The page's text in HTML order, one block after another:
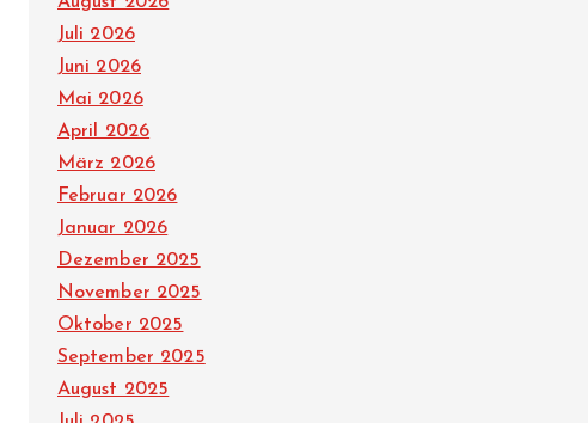
Juli 2026
Juni 2026
Mai 2026
April 2026
März 2026
Februar 2026
Januar 2026
Dezember 2025
November 2025
Oktober 2025
September 2025
August 2025